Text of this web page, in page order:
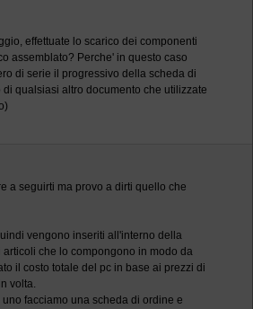
effettuate lo scarico dei componenti
assemblato? Perche' in questo caso
di serie il progressivo della scheda di
qualsiasi altro documento che utilizzate
a seguirti ma provo a dirti quello che
vengono inseriti all'interno della
che lo compongono in modo da
il costo totale del pc in base ai prezzi di
volta.
facciamo una scheda di ordine e